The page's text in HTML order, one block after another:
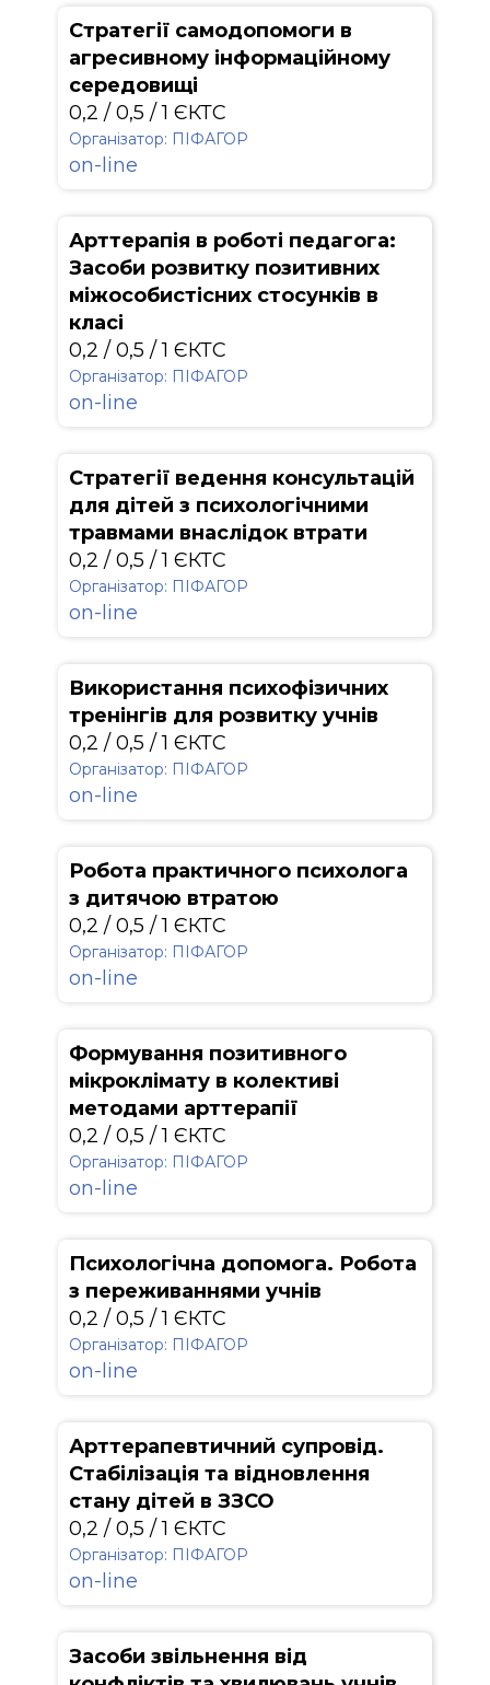
Стратегії самодопомоги в
агресивному інформаційному
середовищі
0,2 / 0,5 / 1 ЄКТС
Організатор: ПІФАГОР
on-line
Арттерапія в роботі педагога:
Засоби розвитку позитивних
міжособистісних стосунків в
класі
0,2 / 0,5 / 1 ЄКТС
Організатор: ПІФАГОР
on-line
Стратегії ведення консультацій
для дітей з психологічними
травмами внаслідок втрати
0,2 / 0,5 / 1 ЄКТС
Організатор: ПІФАГОР
on-line
Використання психофізичних
тренінгів для розвитку учнів
0,2 / 0,5 / 1 ЄКТС
Організатор: ПІФАГОР
on-line
Робота практичного психолога
з дитячою втратою
0,2 / 0,5 / 1 ЄКТС
Організатор: ПІФАГОР
on-line
Формування позитивного
мікроклімату в колективі
методами арттерапії
0,2 / 0,5 / 1 ЄКТС
Організатор: ПІФАГОР
on-line
Психологічна допомога. Робота
з переживаннями учнів
0,2 / 0,5 / 1 ЄКТС
Організатор: ПІФАГОР
on-line
Арттерапевтичний супровід.
Стабілізація та відновлення
стану дітей в ЗЗСО
0,2 / 0,5 / 1 ЄКТС
Організатор: ПІФАГОР
on-line
Засоби звільнення від